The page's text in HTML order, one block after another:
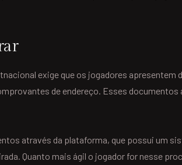
exige que os jogadores
de endereço. Esses
através da plataforma, que possui um
Quanto mais ágil o jogador for nesse